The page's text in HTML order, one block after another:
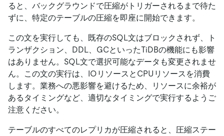
ると、バックグラウンドで圧縮がトリガーされるまで待た
ずに、特定のテーブルの圧縮を即座に開始できます。
この文を実行しても、既存のSQL文はブロックされず、ト
ランザクション、DDL、GCといったTiDBの機能にも影響
はありません。SQL文で選択可能なデータも変更されませ
ん。この文の実行は、IOリソースとCPUリソースを消費
します。業務への悪影響を避けるため、リソースに余裕が
あるタイミングなど、適切なタイミングで実行するようご
注意ください。
テーブルのすべてのレプリカが圧縮されると、圧縮ステー